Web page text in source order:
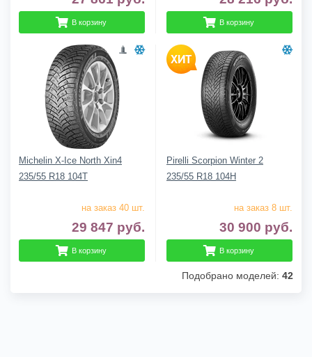
В корзину В корзину
Michelin X-Ice North Xin4
235/55 R18 104T
на заказ 40 шт.
29 847 руб.
В корзину
Pirelli Scorpion Winter 2
235/55 R18 104H
на заказ 8 шт.
30 900 руб.
В корзину
Подобрано моделей: 42